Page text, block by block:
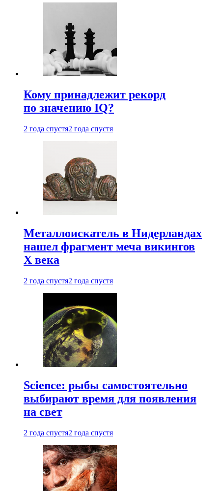
Кому принадлежит рекорд
по значению IQ?
2 года спустя2 года спустя
Металлоискатель в Нидерландах
нашел фрагмент меча викингов
X века
2 года спустя2 года спустя
Science: рыбы самостоятельно
выбирают время для появления
на свет
2 года спустя2 года спустя